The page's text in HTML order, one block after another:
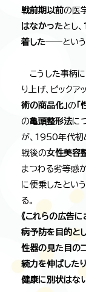
戦前期以前の医
はなかったとし、
着した――という
こうした事柄に
り上げ、ピック
術の商品化」 の 「
の亀頭整形法に
が、1950年代初
戦後の女性美容
まつわる劣等感
に便乗したとい
る。
《これらの広告
病予防を目的と
性器の見た目の
続力を伸ばした
健康に別状はな